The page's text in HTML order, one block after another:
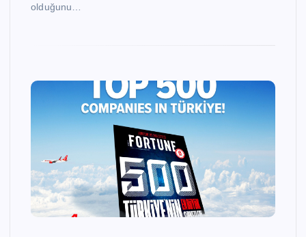
olduğunu…